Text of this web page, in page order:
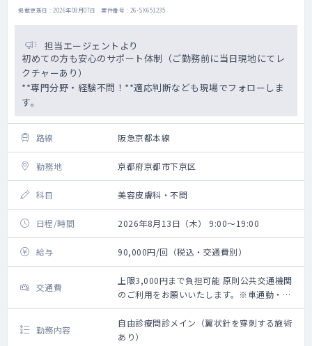
掲載更新日 : 2026年08月07日 案件番号 : 26-SX651235
担当エージェントより
初めての方も安心のサポート体制（ご勤務前に当日現地にてレ
クチャーあり）
**専門分野・経験不問！**適応判断なども現場でフォローしま
す。
路線 阪急京都本線
勤務地 京都府京都市下京区
科目 美容皮膚科・不問
日程/時間 2026年8月13日（木） 9:00～19:00
給与 90,000円/回（税込・交通費別）
交通費
上限3,000円まで負担可能 原則公共交通機関
のご利用をお願いいたします。※車通勤・タ
クシー利用要相談
勤務内容
自由診療問診メイン（翼状針を穿刺する施術
あり）